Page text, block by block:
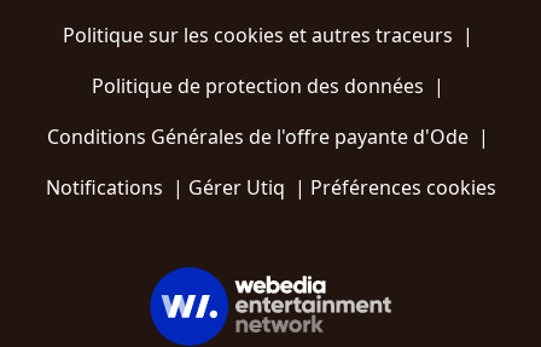
Politique sur les cookies et autres traceurs |
Politique de protection des données |
Conditions Générales de l'offre payante d'Ode |
Notifications | Gérer Utiq | Préférences cookies